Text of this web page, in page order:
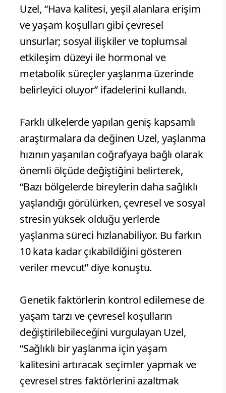
Uzel, “Hava kalitesi, yeşil alanlara erişim
ve yaşam koşulları gibi çevresel
unsurlar; sosyal ilişkiler ve toplumsal
etkileşim düzeyi ile hormonal ve
metabolik süreçler yaşlanma üzerinde
belirleyici oluyor” ifadelerini kullandı.
Farklı ülkelerde yapılan geniş kapsamlı
araştırmalara da değinen Uzel, yaşlanma
hızının yaşanılan coğrafyaya bağlı olarak
önemli ölçüde değiştiğini belirterek,
“Bazı bölgelerde bireylerin daha sağlıklı
yaşlandığı görülürken, çevresel ve sosyal
stresin yüksek olduğu yerlerde
yaşlanma süreci hızlanabiliyor. Bu farkın
10 kata kadar çıkabildiğini gösteren
veriler mevcut” diye konuştu.
Genetik faktörlerin kontrol edilemese de
yaşam tarzı ve çevresel koşulların
değiştirilebileceğini vurgulayan Uzel,
“Sağlıklı bir yaşlanma için yaşam
kalitesini artıracak seçimler yapmak ve
çevresel stres faktörlerini azaltmak